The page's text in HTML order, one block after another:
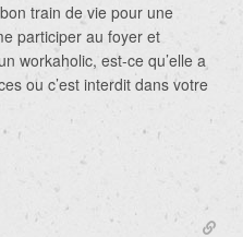
train de vie pour une
participer au foyer et
workaholic, est-ce qu’elle a
ou c’est interdit dans votre